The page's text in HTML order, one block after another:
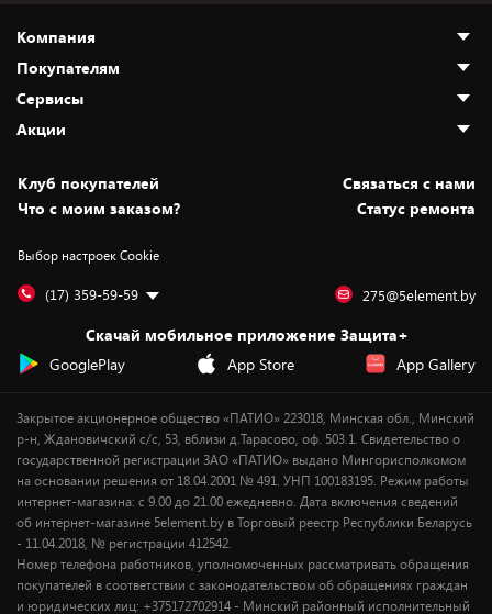
Компания
О нас
Адреса магазинов
Новости
Статьи и обзоры
Вакансии
Дай пять добру!
Покупателям
Как сделать заказ
Оплата и доставка
Безналичный расчёт
Обмен и возврат товара
Обработка персональных данных
Подарочные карты
Сервисы
Установка техники
Для игровых консолей
Для мобильных устройств
Для компьютеров
Сервисные центры
Акции
Скидки и промокоды
Белорусские товары
Бонусы
Оплата частями
Уценка
Клуб покупателей
Cвязаться с нами
Что с моим заказом?
Статус ремонта
Выбор настроек Cookie
(17) 359-59-59 275@5element.by
Скачай мобильное приложение Защита+
GooglePlay
App Store App Gallery
Закрытое акционерное общество «ПАТИО» 223018, Минская обл., Минский
р-н, Ждановичский с/с, 53, вблизи д.Тарасово, оф. 503.1. Свидетельство о
государственной регистрации ЗАО «ПАТИО» выдано Мингорисполкомом
на основании решения от 18.04.2001 № 491. УНП 100183195. Режим работы
интернет-магазина: с 9.00 до 21.00 ежедневно. Дата включения сведений
об интернет-магазине 5element.by в Торговый реестр Республики Беларусь
- 11.04.2018, № регистрации 412542.
Номер телефона работников, уполномоченных рассматривать обращения
покупателей в соответствии с законодательством об обращениях граждан
и юридических лиц: +375172702914 - Минский районный исполнительный